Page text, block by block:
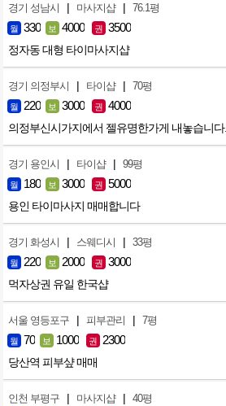
경기 성남시 | 마사지샵 | 76.1평
월 330 보 4000 권 3500
정자동 대형 타이마사지샵
경기 의정부시 | 타이샵 | 70평
월 220 보 3000 권 4000
의정부신시가지에서 젤유명한가게 내놓습니다.
경기 용인시 | 타이샵 | 99평
월 180 보 3000 권 5000
용인 타이마사지 매매합니다
경기 화성시 | 스웨디시 | 33평
월 220 보 2000 권 3000
먹자상권 유일 한국샵
서울 영등포구 | 피부관리 | 7평
월 70 보 1000 권 2300
당산역 피부샾 매매
인천 부평구 | 마사지샵 | 40평